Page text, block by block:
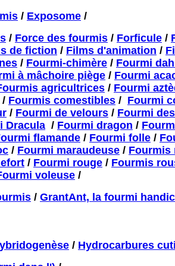
/ Exposome /
/ Force des fourmis / Forficule /
de fiction / Films d'animation /
/ Fourmi-chimère / Fourmi
à mâchoire piège / Fourmi
agricultrices / Fourmi
/ Fourmis comestibles / Fourmi
/ Fourmi de velours / Fourmi
Dracula / Fourmi dragon /
flamande / Fourmi folle /
/ Fourmi maraudeuse / Fourmis
/ Fourmi rouge / Fourmis
voleuse /
/ GrantAnt, la fourmi
/ Hydrocarbures